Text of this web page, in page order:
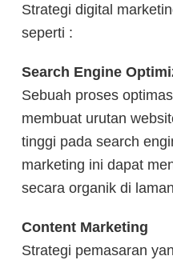
Strategi digital
seperti :
Search Engine
Sebuah proses
membuat urutan
tinggi pada search
marketing ini dapat
secara organik di
Content Marketing
Strategi pemasaran